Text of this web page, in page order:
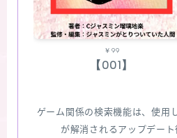
￥99
【001】
ゲーム関係の検索機能は、使用
が解消されるアップデー